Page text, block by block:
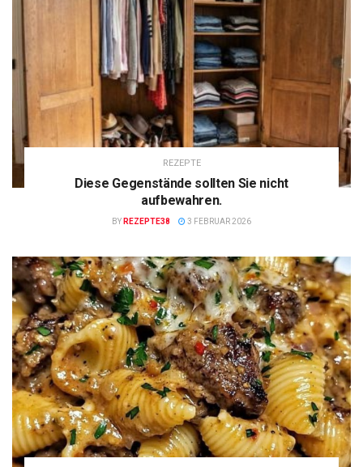
REZEPTE
Diese Gegenstände sollten Sie nicht
aufbewahren.
BY REZEPTE38 3 FEBRUAR 2026